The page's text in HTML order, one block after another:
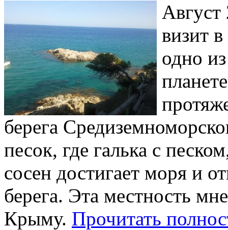
визит
одно
берега
песок, где галька с
сосен достигает моря и
берега. Эта местность
Крыму. Прочитать